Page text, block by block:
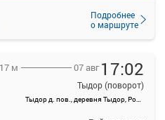
Подробнее
о маршруте
м 07 авг 17:02
Тыдор (поворот)
Тыдор д. пов., деревня Тыдор, Россия